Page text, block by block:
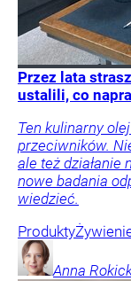
Przez lata
ustalili, co
Ten kulinarny
przeciwników.
ale też działanie
nowe badania
wiedzieć.
Produkty
Anna